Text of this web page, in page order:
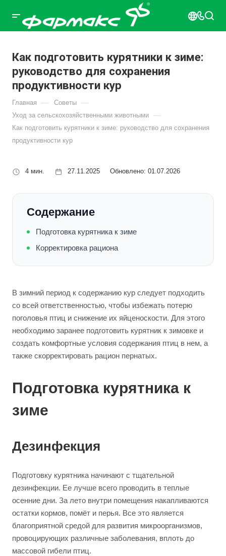
Как подготовить курятники к зиме:
руководство для сохранения
продуктивности кур
Главная — Советы —
Уход за сельскохозяйственными животными —
Как подготовить курятники к зиме: руководство для сохранения
продуктивности кур
4 мин. 27.11.2025 Обновлено: 01.07.2026
Содержание
Подготовка курятника к зиме
Корректировка рациона
В зимний период к содержанию кур следует подходить
со всей ответственностью, чтобы избежать потерю
поголовья птиц и снижение их яйценоскости. Для этого
необходимо заранее подготовить курятник к зимовке и
создать комфортные условия содержания птиц в нем, а
также скорректировать рацион пернатых.
Подготовка курятника к
зиме
Дезинфекция
Подготовку курятника начинают с тщательной
дезинфекции. Ее лучше всего проводить в теплые
осенние дни. За лето внутри помещения накапливаются
остатки кормов, помёт и перья. Все это является
благоприятной средой для развития микроорганизмов,
провоцирующих различные заболевания, вплоть до
массовой гибели птиц.